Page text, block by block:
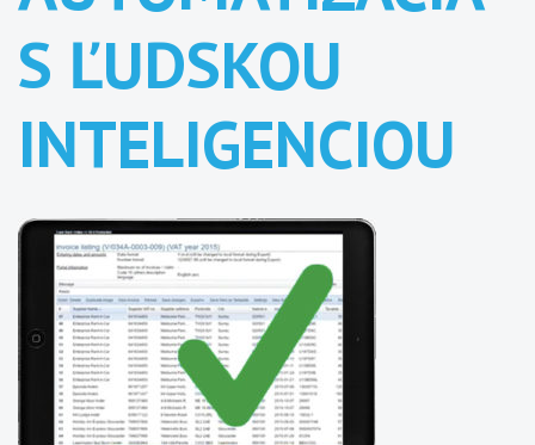
S ĽUDSKOU
INTELIGENCIOU